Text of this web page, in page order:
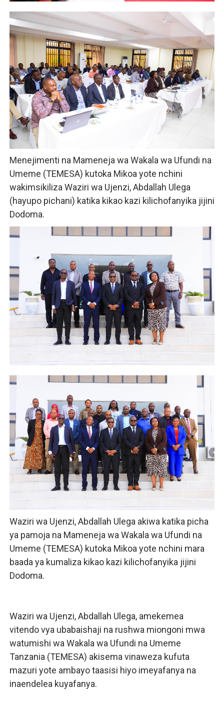
Menejimenti na Mameneja wa Wakala wa Ufundi na
Umeme (TEMESA) kutoka Mikoa yote nchini
wakimsikiliza Waziri wa Ujenzi, Abdallah Ulega
(hayupo pichani) katika kikao kazi kilichofanyika jijini
Dodoma.
Waziri wa Ujenzi, Abdallah Ulega akiwa katika picha
ya pamoja na Mameneja wa Wakala wa Ufundi na
Umeme (TEMESA) kutoka Mikoa yote nchini mara
baada ya kumaliza kikao kazi kilichofanyika jijini
Dodoma.
Waziri wa Ujenzi, Abdallah Ulega, amekemea
vitendo vya ubabaishaji na rushwa miongoni mwa
watumishi wa Wakala wa Ufundi na Umeme
Tanzania (TEMESA) akisema vinaweza kufuta
mazuri yote ambayo taasisi hiyo imeyafanya na
inaendelea kuyafanya.